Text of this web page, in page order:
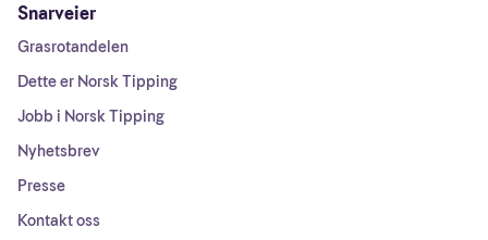
Snarveier
Grasrotandelen
Dette er Norsk Tipping
Jobb i Norsk Tipping
Nyhetsbrev
Presse
Kontakt oss